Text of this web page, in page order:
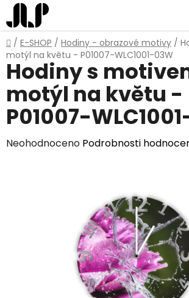
Přejít
na
obsah
Domů
/ E-SHOP / Hodiny - obrazové motivy /
motýl na květu - P01007-WLC1001-03W
Hodiny s
motýl na květu -
P01007-
Průměrné
Neohodnoceno Podrobnosti